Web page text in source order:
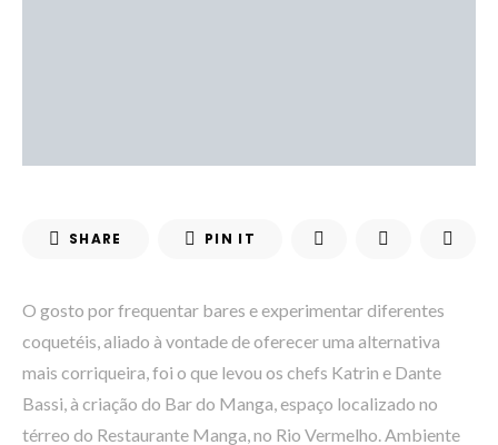
SHARE PIN IT
O gosto por frequentar bares e experimentar diferentes
coquetéis, aliado à vontade de oferecer uma alternativa
mais corriqueira, foi o que levou os chefs Katrin e Dante
Bassi, à criação do Bar do Manga, espaço localizado no
térreo do Restaurante Manga, no Rio Vermelho. Ambiente